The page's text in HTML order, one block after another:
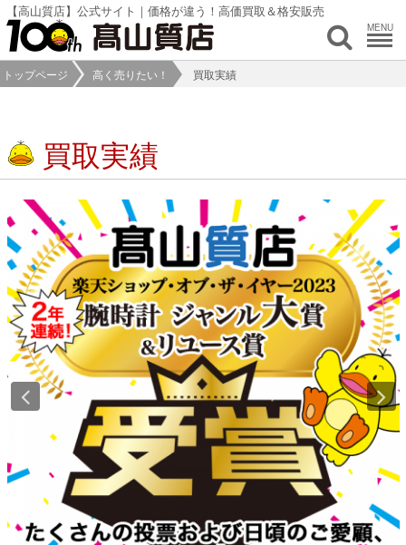
【高山質店】公式サイト｜価格が違う！高価買取＆格安販売
MENU
トップページ 高く売りたい！ 買取実績
買取実績